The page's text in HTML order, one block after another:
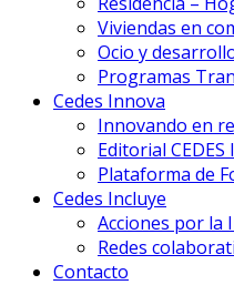
Viviendas en
Ocio y
Programas
Cedes Innova
Innovando en
Editorial CEDES
Plataforma de
Cedes Incluye
Acciones por la
Redes
Contacto